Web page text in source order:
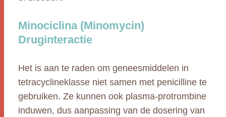
Minociclina (Minomycin)
Druginteractie
Het is aan te raden om geneesmiddelen in
tetracyclineklasse niet samen met penicilline te
gebruiken. Ze kunnen ook plasma-protrombine
induwen, dus aanpassing van de dosering van